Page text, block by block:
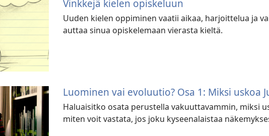
Vinkkejä kielen opiskeluun
Uuden kielen oppiminen vaatii aikaa, harjoittelua ja
auttaa sinua opiskelemaan vierasta kieltä.
Luominen vai evoluutio? Osa 1: Miksi uskoa
Haluaisitko osata perustella vakuuttavammin, miksi
miten voit vastata, jos joku kyseenalaistaa